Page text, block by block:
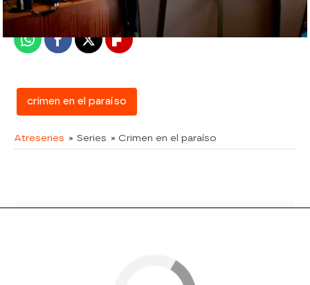
Publicado:26 de abril de 2016, 16:56
WhatsappFacebook
X Flipboard
crimen en el paraíso
Atreseries » Series » Crimen en el paraíso